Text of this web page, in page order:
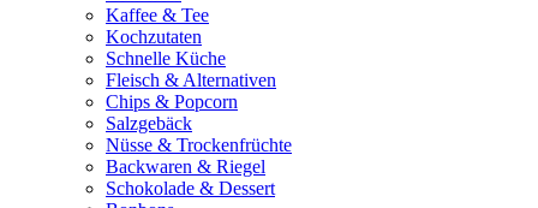
Kaffee & Tee
Kochzutaten
Schnelle Küche
Fleisch & Alternativen
Chips & Popcorn
Salzgebäck
Nüsse & Trockenfrüchte
Backwaren & Riegel
Schokolade & Dessert